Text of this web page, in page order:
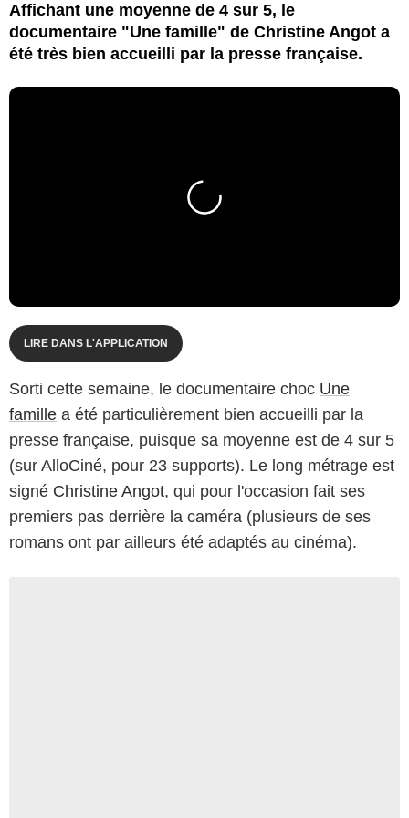
Affichant une moyenne de 4 sur 5, le
documentaire "Une famille" de Christine Angot a
été très bien accueilli par la presse française.
LIRE DANS L'APPLICATION
Sorti cette semaine, le documentaire choc Une
famille a été particulièrement bien accueilli par la
presse française, puisque sa moyenne est de 4 sur 5
(sur AlloCiné, pour 23 supports). Le long métrage est
signé Christine Angot, qui pour l'occasion fait ses
premiers pas derrière la caméra (plusieurs de ses
romans ont par ailleurs été adaptés au cinéma).